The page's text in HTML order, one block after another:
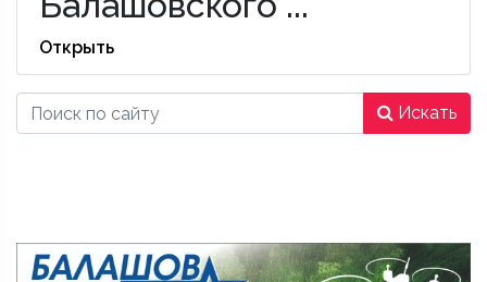
Открыть
Искать